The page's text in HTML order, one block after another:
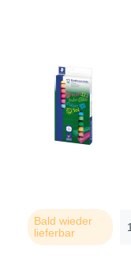
Bald wieder
lieferbar